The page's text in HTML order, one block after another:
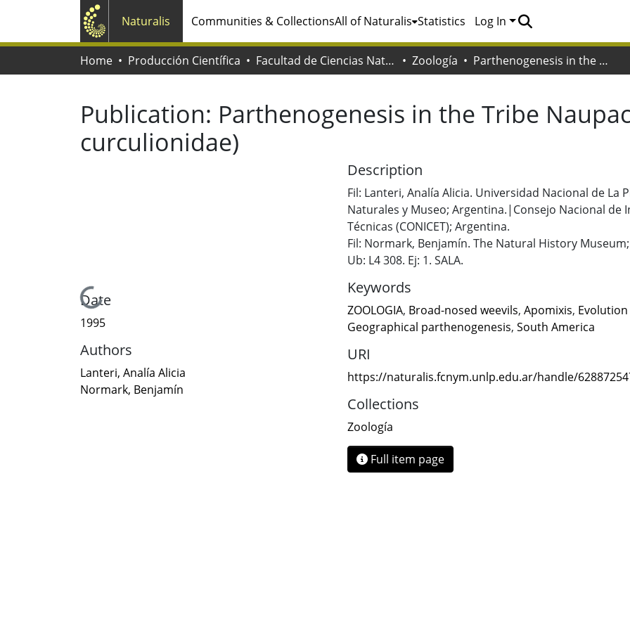
Naturalis Communities & CollectionsAll of Naturalis Statistics Log In
Home Producción Científica Facultad de Ciencias Naturales y Museo Zoología Parthenogenesis in the Tribe Naupactini (Coleoptera: curculionidae)
Publication: Parthenogenesis in the Tribe
curculionidae)
Loading...
Date
1995
Authors
Lanteri, Analía Alicia
Normark, Benjamín
Description
Fil: Lanteri, Analía Alicia. Universidad Nacional de La
Naturales y Museo; Argentina.|Consejo Nacional de
Técnicas (CONICET); Argentina.
Fil: Normark, Benjamín. The Natural History
Ub: L4 308. Ej: 1. SALA.
Keywords
ZOOLOGIA, Broad-nosed weevils, Apomixis,
Geographical parthenogenesis, South America
URI
https://naturalis.fcnym.unlp.edu.ar/handle/
Collections
Zoología
Full item page